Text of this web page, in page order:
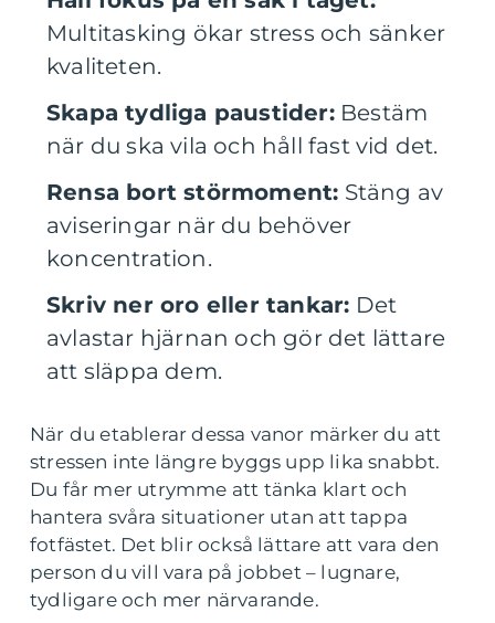
Multitasking ökar stress och sänker
kvaliteten.
Skapa tydliga paustider:Bestäm
när du ska vila och håll fast vid det.
Rensa bort störmoment: Stäng av
aviseringar när du behöver
koncentration.
Skriv ner oro eller tankar: Det
avlastar hjärnan och gör det lättare
att släppa dem.
När du etablerar dessa vanor märker du att
stressen inte längre byggs upp lika snabbt.
Du får mer utrymme att tänka klart och
hantera svåra situationer utan att tappa
fotfästet. Det blir också lättare att vara den
person du vill vara på jobbet – lugnare,
tydligare och mer närvarande.